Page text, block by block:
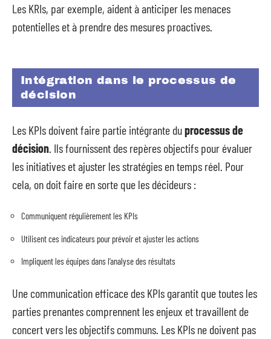
Les KRIs, par exemple, aident à anticiper les menaces
potentielles et à prendre des mesures proactives.
Intégration dans le processus de
décision
Les KPIs doivent faire partie intégrante duprocessus de
décision . Ils fournissent des repères objectifs pour évaluer
les initiatives et ajuster les stratégies en temps réel. Pour
cela, on doit faire en sorte que les décideurs :
Communiquent régulièrement les KPIs
Utilisent ces indicateurs pour prévoir et ajuster les actions
Impliquent les équipes dans l’analyse des résultats
Une communication efficace des KPIs garantit que toutes les
parties prenantes comprennent les enjeux et travaillent de
concert vers les objectifs communs. Les KPIs ne doivent pas